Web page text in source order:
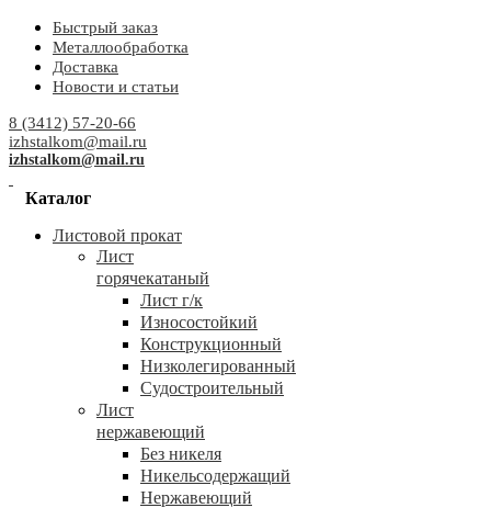
Быстрый заказ
Металлообработка
Доставка
Новости и статьи
8 (3412) 57-20-66
izhstalkom@mail.ru
izhstalkom@mail.ru
Каталог
Листовой прокат
Лист
горячекатаный
Лист г/к
Износостойкий
Конструкционный
Низколегированный
Судостроительный
Лист
нержавеющий
Без никеля
Никельсодержащий
Нержавеющий